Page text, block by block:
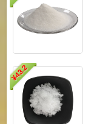
¥
43.2